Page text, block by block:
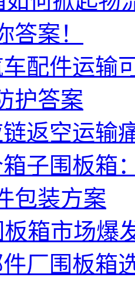
答案！
配件运输
护答案
返空运输
子围板箱
包装方案
板箱市场爆
厂围板箱